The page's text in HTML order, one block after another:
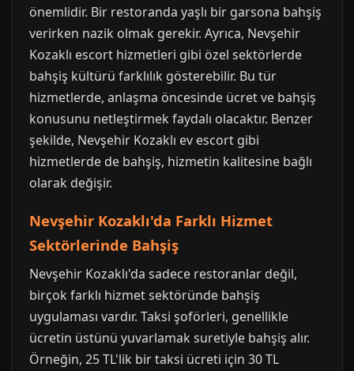
önemlidir. Bir restoranda yaşlı bir garsona bahşiş
verirken nazik olmak gerekir. Ayrıca, Nevşehir
Kozaklı escort hizmetleri gibi özel sektörlerde
bahşiş kültürü farklılık gösterebilir. Bu tür
hizmetlerde, anlaşma öncesinde ücret ve bahşiş
konusunu netleştirmek faydalı olacaktır. Benzer
şekilde, Nevşehir Kozaklı ev escort gibi
hizmetlerde de bahşiş, hizmetin kalitesine bağlı
olarak değişir.
Nevşehir Kozaklı'da Farklı Hizmet
Sektörlerinde Bahşiş
Nevşehir Kozaklı'da sadece restoranlar değil,
birçok farklı hizmet sektöründe bahşiş
uygulaması vardır. Taksi şoförleri, genellikle
ücretin üstünü yuvarlamak suretiyle bahşiş alır.
Örneğin, 25 TL'lik bir taksi ücreti için 30 TL